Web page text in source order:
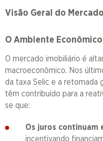
Visão Geral do
O Ambiente Econômico
O mercado imobiliário é
macroeconômico. Nos
da taxa Selic e a retomada
têm contribuído para a
se que:
Os juros continuam
incentivando